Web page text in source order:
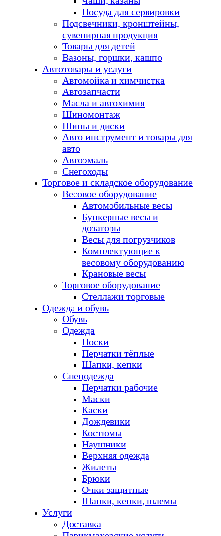
Посуда для сервировки
Подсвечники, кронштейны,
сувенирная продукция
Товары для детей
Вазоны, горшки, кашпо
Автотовары и услуги
Автомойка и химчистка
Автозапчасти
Масла и автохимия
Шиномонтаж
Шины и диски
Авто инструмент и товары для
авто
Автоэмаль
Снегоходы
Торговое и складское оборудование
Весовое оборудование
Автомобильные весы
Бункерные весы и
дозаторы
Весы для погрузчиков
Комплектующие к
весовому оборудованию
Крановые весы
Торговое оборудование
Стеллажи торговые
Одежда и обувь
Обувь
Одежда
Носки
Перчатки тёплые
Шапки, кепки
Спецодежда
Перчатки рабочие
Маски
Каски
Дождевики
Костюмы
Наушники
Верхняя одежда
Жилеты
Брюки
Очки защитные
Шапки, кепки, шлемы
Услуги
Доставка